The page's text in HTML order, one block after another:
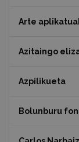
Arte
Azitaingo
Azpilikueta
Bolunburu